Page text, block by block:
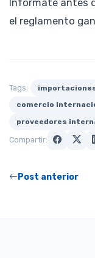
Informate antes
el reglamento
Tags:
comercio
proveedores
Compartir:
Post anterior